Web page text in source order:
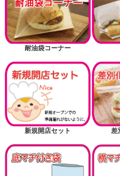
耐油袋コーナー
新規開店セット 差